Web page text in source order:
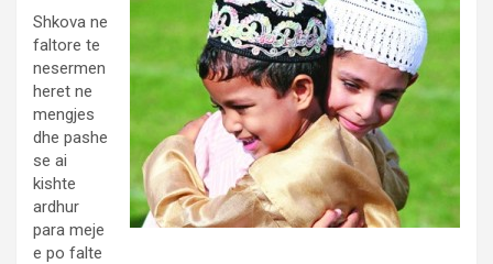
Shkova ne
faltore te
nesermen
heret ne
mengjes
dhe pashe
se ai
kishte
ardhur
para meje
e po falte